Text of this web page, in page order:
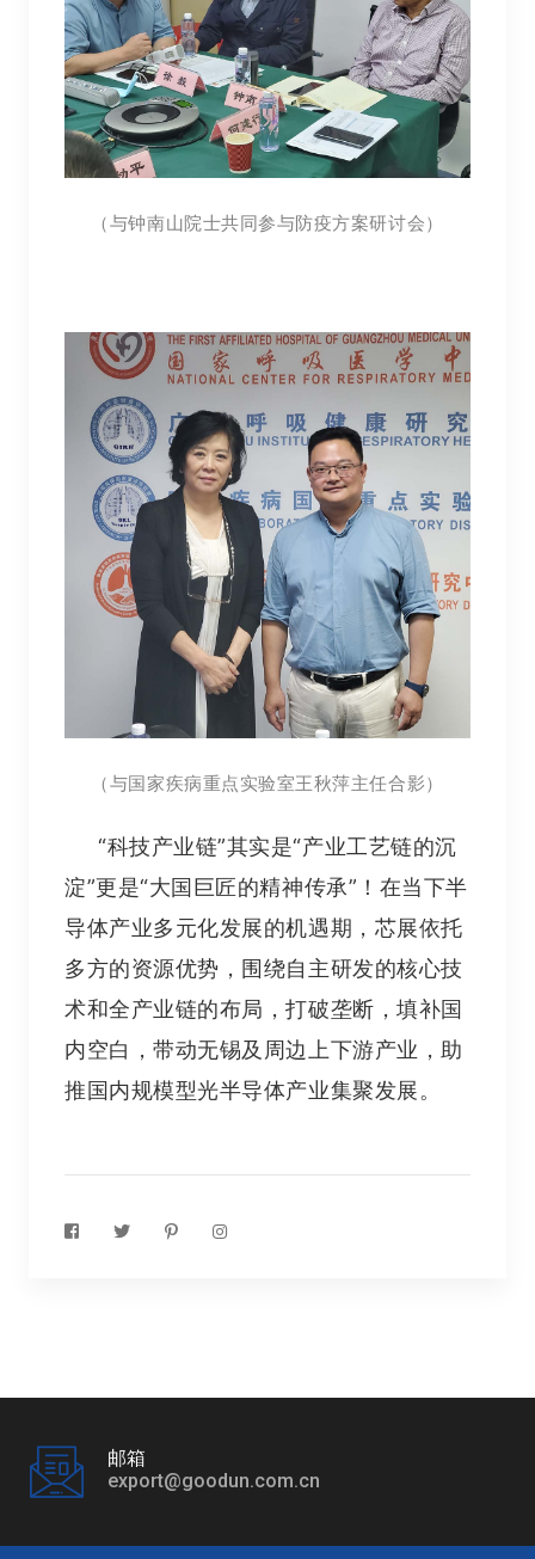
（与钟南山院士共同参与防疫方案研讨会）
（与国家疾病重点实验室王秋萍主任合影）
“科技产业链”其实是“产业工艺链的沉
淀”更是“大国巨匠的精神传承”！在当下半
导体产业多元化发展的机遇期，芯展依托
多方的资源优势，围绕自主研发的核心技
术和全产业链的布局，打破垄断，填补国
内空白，带动无锡及周边上下游产业，助
推国内规模型光半导体产业集聚发展。
邮箱
export@goodun.com.cn